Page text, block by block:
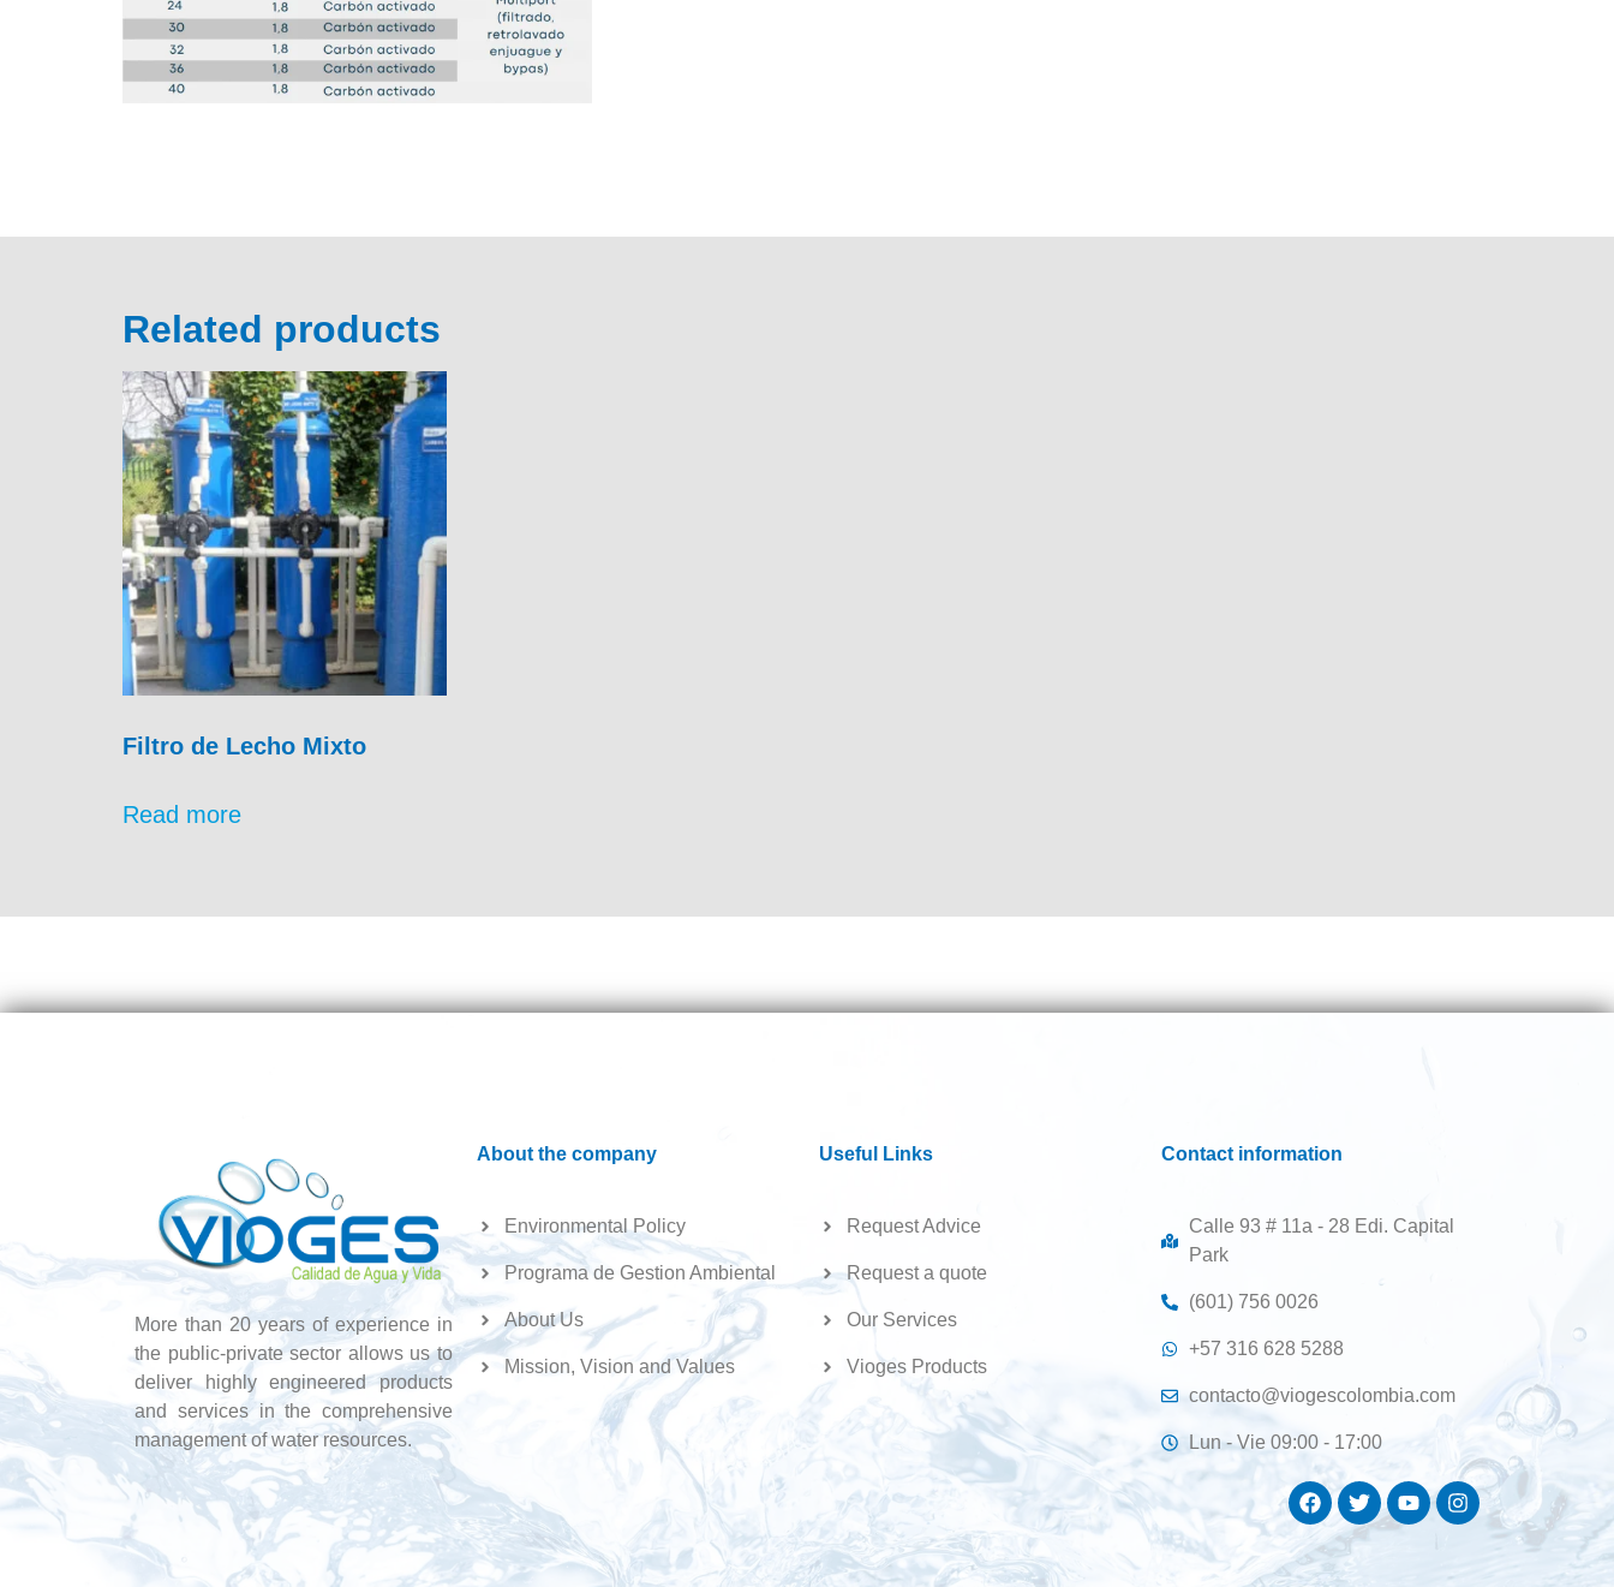
Related products
Filtro de Lecho Mixto
Read more
More than 20 years of experience in
the public-private sector allows us to
deliver highly engineered products
and services in the comprehensive
management of water resources.
About the company
Environmental Policy
Programa de Gestion Ambiental
About Us
Mission, Vision and Values
Useful Links
Request Advice
Request a quote
Our Services
Vioges Products
Contact information
Calle 93 # 11a - 28 Edi. Capital
Park
(601) 756 0026
+57 316 628 5288
contacto@viogescolombia.com
Lun - Vie 09:00 - 17:00